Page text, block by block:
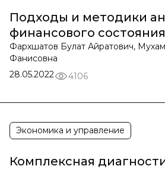
Подходы и методики
финансового
Фархшатов Булат Айратович,
Фанисовна
28.05.2022
4106
Экономика и управление
Комплексная